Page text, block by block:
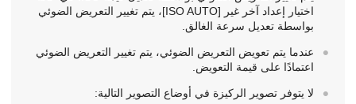
اختيار إعداد آخر غير [‏‎ISO AUTO‎‏]
، يتم تغيير التعريض الضوئي
بواسطة تعديل سرعة الغالق.
عندما يتم تعويض التعريض الضوئي، يتم تغيير التعريض الضوئي
اعتمادًا على قيمة التعويض.
لا يتوفر تصوير الركيزة في أوضاع التصوير التالية: